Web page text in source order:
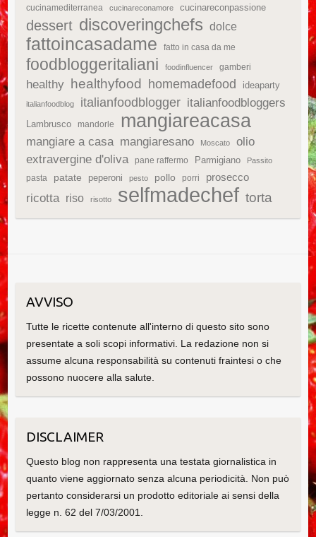
cucinamediterranea cucinareconamore cucinareconpassione
dessert discoveringchefs dolce
fattoincasadame fatto in casa da me
foodbloggeritaliani foodinfluencer gamberi
healthy healthyfood homemadefood ideaparty
italianfoodblog italianfoodblogger italianfoodbloggers
Lambrusco mandorle mangiareacasa
mangiare a casa mangiaresano Moscato
olio
extravergine d'oliva
pane raffermo Parmigiano Passito
pasta patate peperoni pesto pollo porri prosecco
ricotta riso risotto selfmadechef torta
AVVISO
Tutte le ricette contenute all'interno di questo sito sono
presentate a soli scopi informativi. La redazione non si
assume alcuna responsabilità su contenuti fraintesi o che
possono nuocere alla salute.
DISCLAIMER
Questo blog non rappresenta una testata giornalistica in
quanto viene aggiornato senza alcuna periodicità. Non può
pertanto considerarsi un prodotto editoriale ai sensi della
legge n. 62 del 7/03/2001.